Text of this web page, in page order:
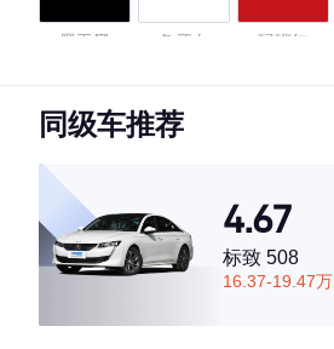
墨玉黑 象牙白 玛瑙红
亚麻金 黯影灰
4.65
·外观表现较为优秀，优于60%同级车
同级车推荐
4.67
标致 508
16.37-19.47万